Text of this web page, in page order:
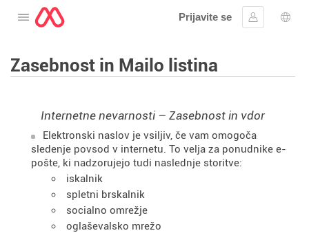
Odprite meni
Prijavite se
Vpis
Zasebnost in Mailo listina
Internetne nevarnosti – Zasebnost in vdor
Elektronski naslov je vsiljiv, če vam omogoča
sledenje povsod v internetu. To velja za ponudnike e-
pošte, ki nadzorujejo tudi naslednje storitve:
iskalnik
spletni brskalnik
socialno omrežje
oglaševalsko mrežo